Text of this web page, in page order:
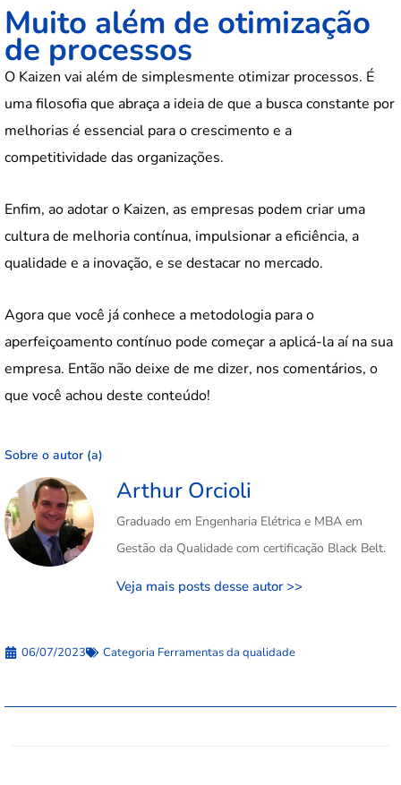
Muito além de otimização
de processos
O Kaizen vai além de simplesmente otimizar processos. É
uma filosofia que abraça a ideia de que a busca constante por
melhorias é essencial para o crescimento e a
competitividade das organizações.
Enfim, ao adotar o Kaizen, as empresas podem criar uma
cultura de melhoria contínua, impulsionar a eficiência, a
qualidade e a inovação, e se destacar no mercado.
Agora que você já conhece a metodologia para o
aperfeiçoamento contínuo pode começar a aplicá-la aí na sua
empresa. Então não deixe de me dizer, nos comentários, o
que você achou deste conteúdo!
Sobre o autor (a)
Arthur Orcioli
Graduado em Engenharia Elétrica e MBA em
Gestão da Qualidade com certificação Black Belt.
Veja mais posts desse autor >>
06/07/2023 Categoria Ferramentas da qualidade